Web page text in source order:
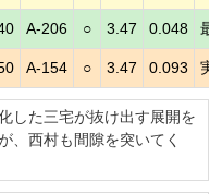
A-206 ○ 3.47 0.048 最
A-154 ○ 3.47 0.093 実
した三宅が抜け出す展開を
、西村も間隙を突いてく